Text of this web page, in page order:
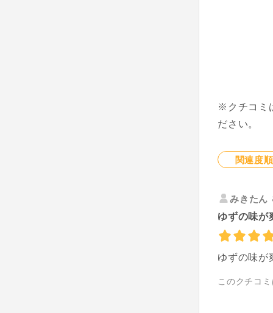
※クチコミ
ださい。
関連度順
みきたん
ゆずの味が
ゆずの味が
このクチコ